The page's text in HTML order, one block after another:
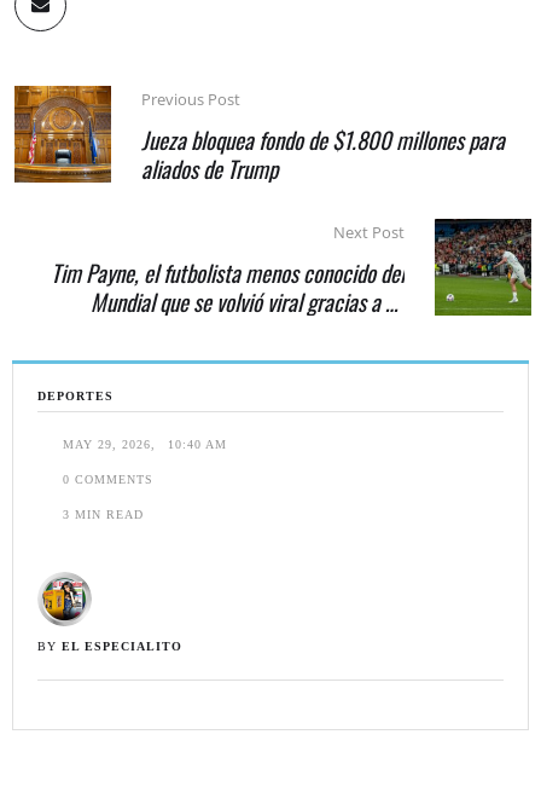
DEPORTES
MAY 29, 2026 10:40 AM
0 COMMENTS
3 MIN READ
BY EL ESPECIALITO
Previous Post
Jueza bloquea fondo de $1.800 millones para
aliados de Trump
Next Post
Tim Payne, el futbolista menos conocido del
Mundial que se volvió viral gracias a un